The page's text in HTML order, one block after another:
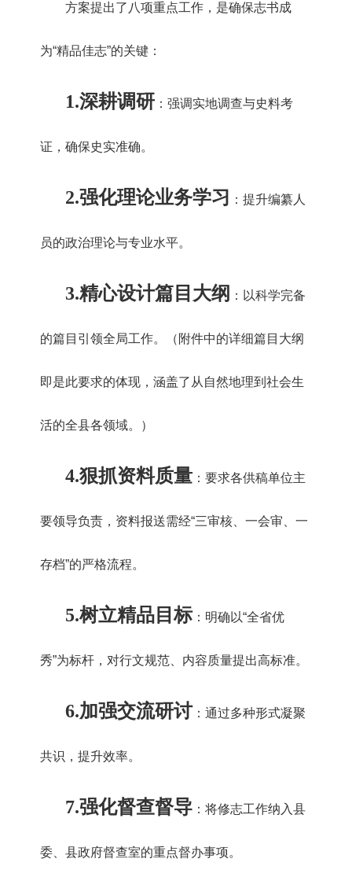
方案提出了八项重点工作，是确保志书成
为“精品佳志”的关键：
1.深耕调研：强调实地调查与史料考
证，确保史实准确。
2.强化理论业务学习 ：提升编纂人
员的政治理论与专业水平。
3.精心设计篇目大纲 ：以科学完备
的篇目引领全局工作。（附件中的详细篇目大纲
即是此要求的体现，涵盖了从自然地理到社会生
活的全县各领域。）
4.狠抓资料质量：要求各供稿单位主
要领导负责，资料报送需经“三审核、一会审、一
存档”的严格流程。
5.树立精品目标：明确以“全省优
秀”为标杆，对行文规范、内容质量提出高标准。
6.加强交流研讨 ：通过多种形式凝聚
共识，提升效率。
7.强化督查督导：将修志工作纳入县
委、县政府督查室的重点督办事项。